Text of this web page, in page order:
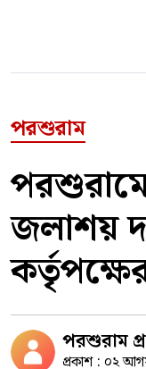
পরশুরাম
জলাশয়
পরশুরাম
প্রকাশ : ০২